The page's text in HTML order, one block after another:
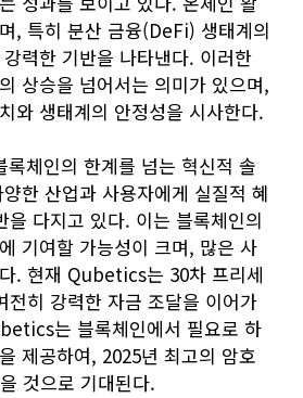
, 특히 분산 금융(DeFi) 생태계의
력한 기반을 나타낸다. 이러한
상승을 넘어서는 의미가 있으며,
와 생태계의 안정성을 시사한다.
체인의 한계를 넘는 혁신적 솔
한 산업과 사용자에게 실질적 혜
을 다지고 있다. 이는 블록체인의
기여할 가능성이 크며, 많은 사
. 현재 Qubetics는 30차 프리세
전히 강력한 자금 조달을 이어가
는 블록체인에서 필요로 하
제공하여, 2025년 최고의 암호
것으로 기대된다.